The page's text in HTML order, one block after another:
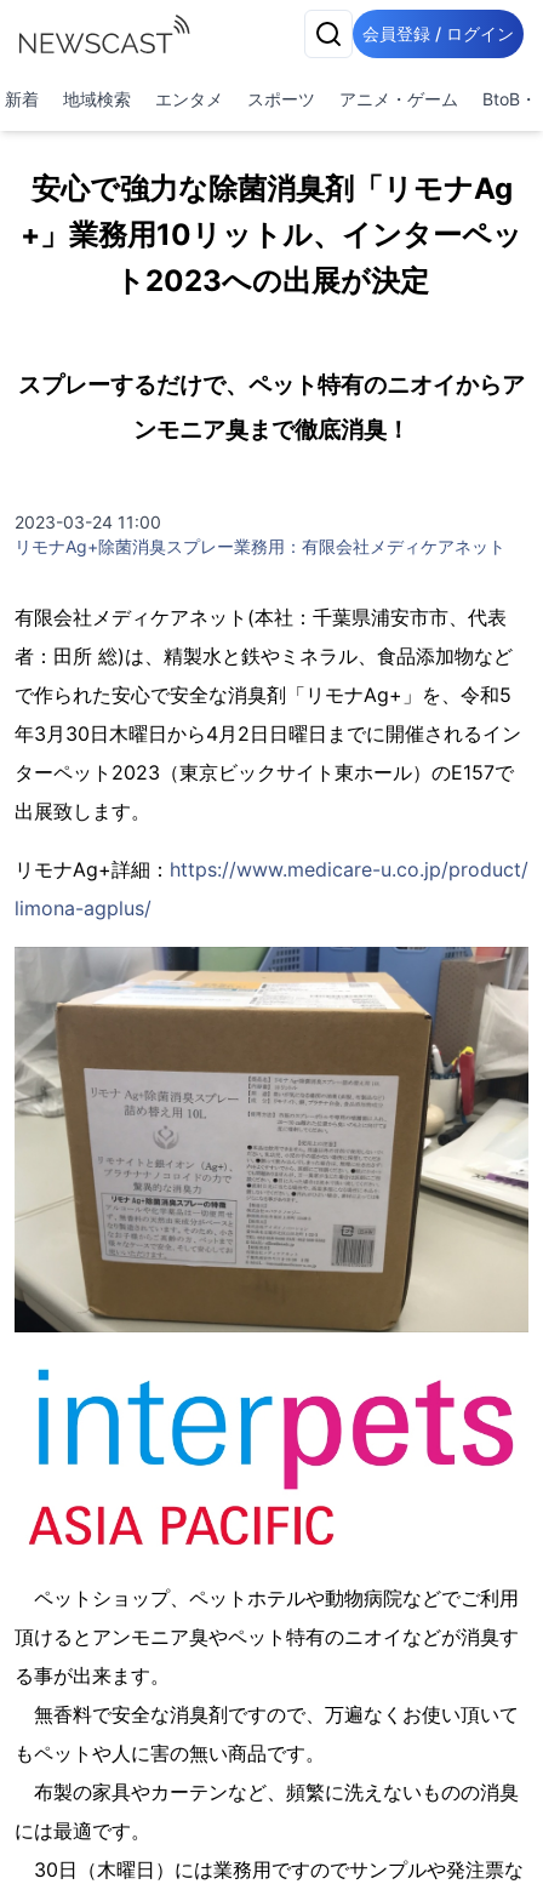
会員登録 / ログイン
新着 地域検索 エンタメ スポーツ アニメ・ゲーム BtoB・
安心で強力な除菌消臭剤「リモナAg
+」業務用10リットル、インターペッ
ト2023への出展が決定
スプレーするだけで、ペット特有のニオイからア
ンモニア臭まで徹底消臭！
2023-03-24 11:00
リモナAg+除菌消臭スプレー業務用：有限会社メディケアネット
有限会社メディケアネット(本社：千葉県浦安市市、代表
者：田所 総)は、精製水と鉄やミネラル、食品添加物など
で作られた安心で安全な消臭剤「リモナAg+」を、令和5
年3月30日木曜日から4月2日日曜日までに開催されるイン
ターペット2023（東京ビックサイト東ホール）のE157で
出展致します。
リモナAg+詳細： https://www.medicare-u.co.jp/product/
limona-agplus/
ペットショップ、ペットホテルや動物病院などでご利用
頂けるとアンモニア臭やペット特有のニオイなどが消臭す
る事が出来ます。
無香料で安全な消臭剤ですので、万遍なくお使い頂いて
もペットや人に害の無い商品です。
布製の家具やカーテンなど、頻繁に洗えないものの消臭
には最適です。
30日（木曜日）には業務用ですのでサンプルや発注票な